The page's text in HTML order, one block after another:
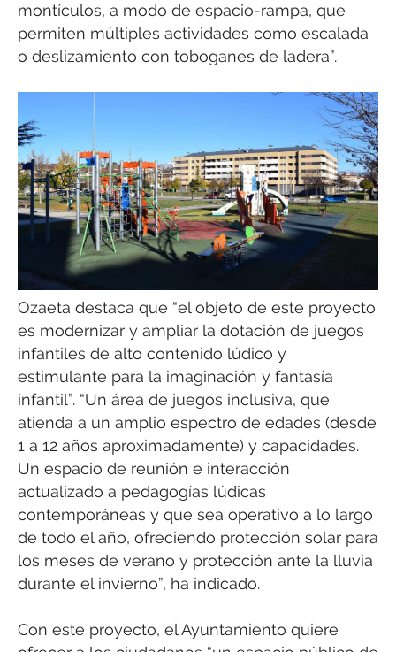
montículos, a modo de espacio-rampa, que
permiten múltiples actividades como escalada
o deslizamiento con toboganes de ladera”.
Ozaeta destaca que “el objeto de este proyecto
es modernizar y ampliar la dotación de juegos
infantiles de alto contenido lúdico y
estimulante para la imaginación y fantasía
infantil”. “Un área de juegos inclusiva, que
atienda a un amplio espectro de edades (desde
1 a 12 años aproximadamente) y capacidades.
Un espacio de reunión e interacción
actualizado a pedagogías lúdicas
contemporáneas y que sea operativo a lo largo
de todo el año, ofreciendo protección solar para
los meses de verano y protección ante la lluvia
durante el invierno”, ha indicado.
Con este proyecto, el Ayuntamiento quiere